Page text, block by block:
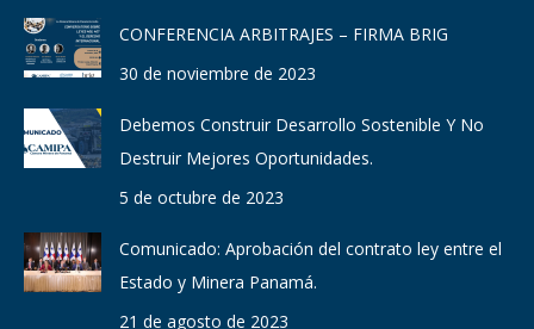
CONFERENCIA ARBITRAJES – FIRMA BRIG
30 de noviembre de 2023
Debemos Construir Desarrollo Sostenible Y No
Destruir Mejores Oportunidades.
5 de octubre de 2023
Comunicado: Aprobación del contrato ley entre el
Estado y Minera Panamá.
21 de agosto de 2023